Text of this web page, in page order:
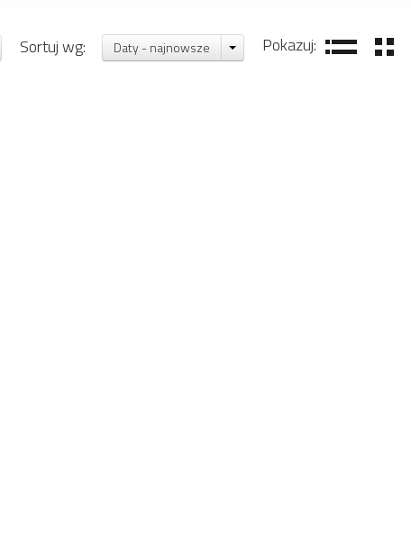
Pokazuj:
Sortuj wg: Daty - najnowsze